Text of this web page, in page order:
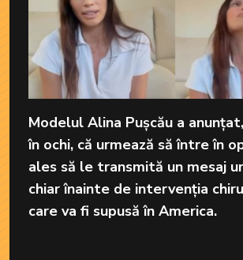
Modelul Alina Pușcău a
în ochi, că urmează să între în
ales să le transmită un mesaj
chiar înainte de intervenția
care va fi supusă în America.